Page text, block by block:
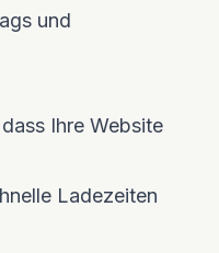
und
Ihre Website
Ladezeiten